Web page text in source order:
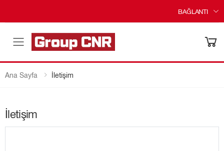
BAĞLANTI
Menü
Ana Sayfa İletişim
İletişim